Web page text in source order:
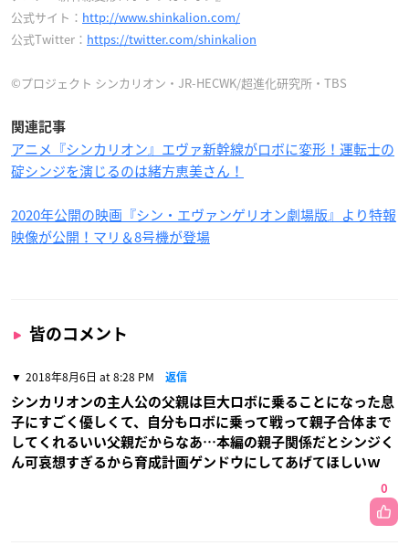
公式サイト： http://www.shinkalion.com/
公式Twitter： https://twitter.com/shinkalion
©プロジェクト シンカリオン・JR-HECWK/超進化研究所・TBS
関連記事
アニメ『シンカリオン』エヴァ新幹線がロボに変形！運転士の
碇シンジを演じるのは緒方恵美さん！
2020年公開の映画『シン・エヴァンゲリオン劇場版』より特報
映像が公開！マリ＆8号機が登場
皆のコメント
2018年8月6日 at 8:28 PM 返信
シンカリオンの主人公の父親は巨大ロボに乗ることになった息
子にすごく優しくて、自分もロボに乗って戦って親子合体まで
してくれるいい父親だからなあ…本編の親子関係だとシンジく
ん可哀想すぎるから育成計画ゲンドウにしてあげてほしいｗ
0